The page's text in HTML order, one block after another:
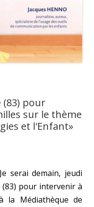
(83) pour
sur le thème
et l'Enfant»
Je serai demain, jeudi
(83) pour intervenir à
la Médiathèque de